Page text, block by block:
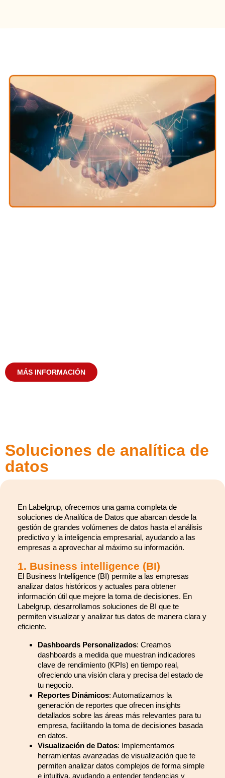
MÁS INFORMACIÓN
Soluciones de analítica de
datos
En Labelgrup, ofrecemos una gama completa de
soluciones de Analítica de Datos que abarcan desde la
gestión de grandes volúmenes de datos hasta el análisis
predictivo y la inteligencia empresarial, ayudando a las
empresas a aprovechar al máximo su información.
1. Business intelligence (BI)
El Business Intelligence (BI) permite a las empresas
analizar datos históricos y actuales para obtener
información útil que mejore la toma de decisiones. En
Labelgrup, desarrollamos soluciones de BI que te
permiten visualizar y analizar tus datos de manera clara y
eficiente.
Dashboards Personalizados: Creamos
dashboards a medida que muestran indicadores
clave de rendimiento (KPIs) en tiempo real,
ofreciendo una visión clara y precisa del estado de
tu negocio.
Reportes Dinámicos: Automatizamos la
generación de reportes que ofrecen insights
detallados sobre las áreas más relevantes para tu
empresa, facilitando la toma de decisiones basada
en datos.
Visualización de Datos: Implementamos
herramientas avanzadas de visualización que te
permiten analizar datos complejos de forma simple
e intuitiva, ayudando a entender tendencias y